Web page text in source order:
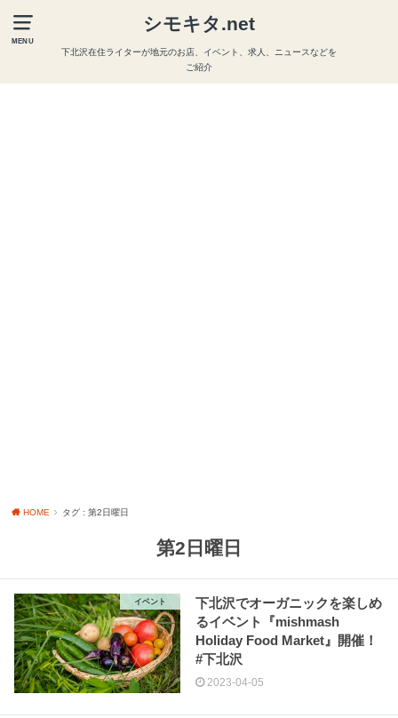
MENU
シモキタ.net
下北沢在住ライターが地元のお店、イベント、求人、ニュースなどを
ご紹介
HOME タグ : 第2日曜日
第2日曜日
イベント
下北沢でオーガニックを楽しめ
るイベント『mishmash
Holiday Food Market』開催！
#下北沢
2023-04-05